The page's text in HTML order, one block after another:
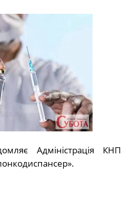
Адміністрація КНП